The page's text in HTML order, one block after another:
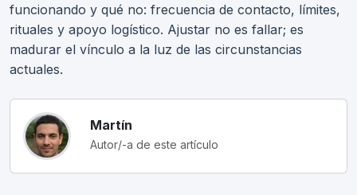
funcionando y qué no: frecuencia de contacto, límites,
rituales y apoyo logístico. Ajustar no es fallar; es
madurar el vínculo a la luz de las circunstancias
actuales.
Martín
Autor/-a de este artículo